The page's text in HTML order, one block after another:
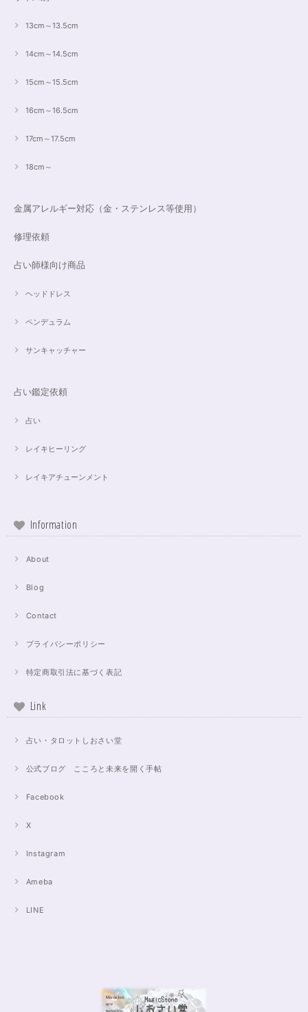
13cm～13.5cm
14cm～14.5cm
15cm～15.5cm
16cm～16.5cm
17cm～17.5cm
18cm～
金属アレルギー対応（金・ステンレス等使用）
修理依頼
占い師様向け商品
ヘッドドレス
ペンデュラム
サンキャッチャー
占い鑑定依頼
占い
レイキヒーリング
レイキアチューンメント
Information
About
Blog
Contact
プライバシーポリシー
特定商取引法に基づく表記
Link
占い・タロットしおさい堂
公式ブログ こころと未来を開く手帖
Facebook
X
Instagram
Ameba
LINE